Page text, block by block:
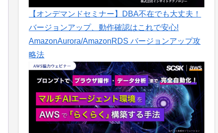
【オンデマンドセミナー】DBA不在でも大丈夫！
バージョンアップ、動作確認はこれで安心!
AmazonAurora/AmazonRDS バージョンアップ攻
略法